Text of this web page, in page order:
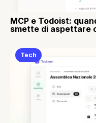
MCP e Todoist:
smette di aspettare
Tech